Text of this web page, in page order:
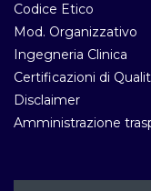
Codice Etico
Mod. Organizzativo
Ingegneria Clinica
Certificazioni di
Disclaimer
Amministrazione